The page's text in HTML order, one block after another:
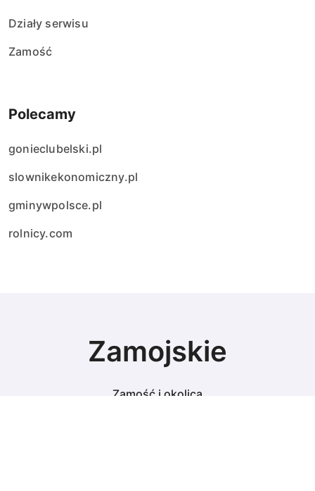
Działy serwisu
Zamość
Polecamy
gonieclubelski.pl
slownikekonomiczny.pl
gminywpolsce.pl
rolnicy.com
Zamojskie
Zamość i okolica